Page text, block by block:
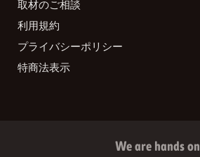
取材のご相談
利用規約
プライバシーポリシー
特商法表示
We are hands on